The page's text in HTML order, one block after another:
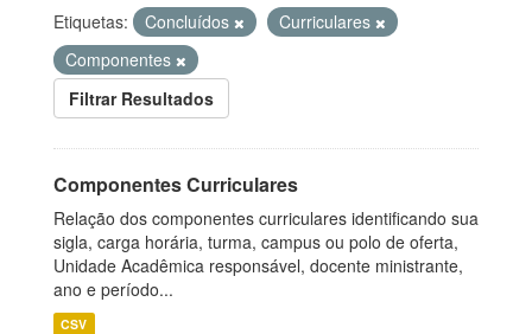
Etiquetas:
Concluídos
Curriculares
Componentes
Filtrar Resultados
Componentes Curriculares
Relação dos componentes curriculares identificando sua
sigla, carga horária, turma, campus ou polo de oferta,
Unidade Acadêmica responsável, docente ministrante,
ano e período...
CSV